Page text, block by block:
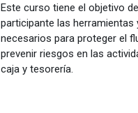
Este curso tiene el objetivo
participante las
necesarios para proteger el
prevenir riesgos en las
caja y tesorería.